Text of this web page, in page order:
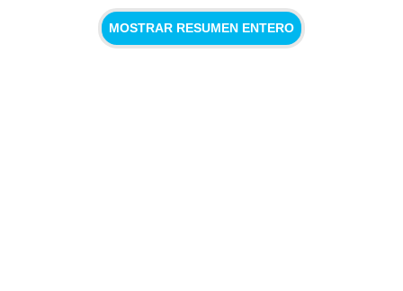
MOSTRAR RESUMEN ENTERO